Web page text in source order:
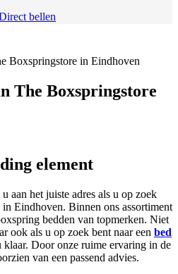
bellen
Boxspringstore in Eindhoven
The Boxspringstore
element
u aan het juiste adres als u op zoek
Eindhoven. Binnen ons assortiment
bedden van topmerken. Niet
ook als u op zoek bent naar een bed
klaar. Door onze ruime ervaring in de
van een passend advies.